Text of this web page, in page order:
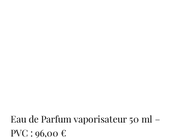
Eau de Parfum vaporisateur 50 ml –
PVC : 96,00 €